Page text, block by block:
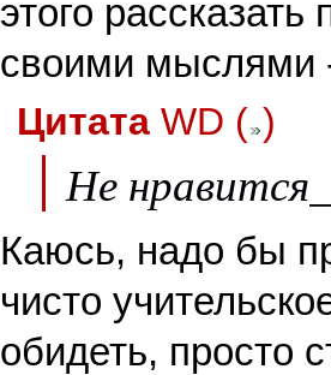
этого
своими мыслями
Цитата WD ( )
Не
Каюсь, надо бы
чисто
обидеть, просто